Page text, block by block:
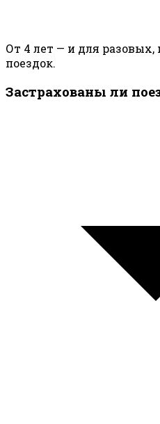
От 4 лет — и для
поездок.
Застрахованы ли